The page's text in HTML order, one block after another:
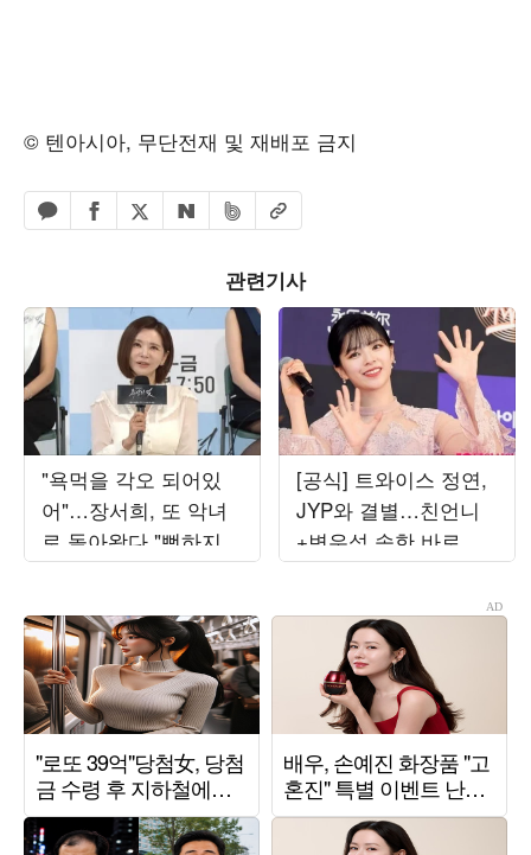
© 텐아시아, 무단전재 및 재배포 금지
카카오톡 공유하기
페이스북 공유하기
엑스 공유하기
네이버 공유하기
밴드 공유하기
URL복사
관련기사
"욕먹을 각오 되어있
어"…장서희, 또 악녀
로 돌아왔다 "뻔하지
않아" ('욕망의덫')
[공식] 트와이스 정연,
JYP와 결별…친언니
+변우석 속한 바로엔
터 계약